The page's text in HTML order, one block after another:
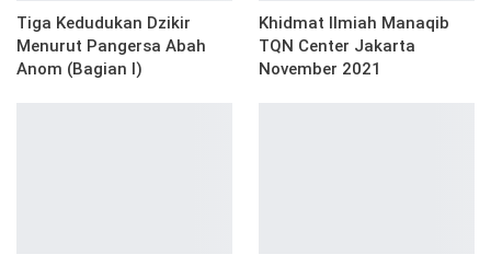
Tiga Kedudukan Dzikir
Menurut Pangersa Abah
Anom (Bagian I)
Khidmat Ilmiah Manaqib
TQN Center Jakarta
November 2021